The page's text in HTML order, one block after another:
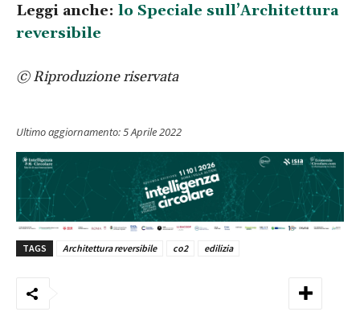
Leggi anche: lo Speciale sull’Architettura
reversibile
© Riproduzione riservata
Ultimo aggiornamento:5 Aprile 2022
TAGS Architettura reversibile co2 edilizia